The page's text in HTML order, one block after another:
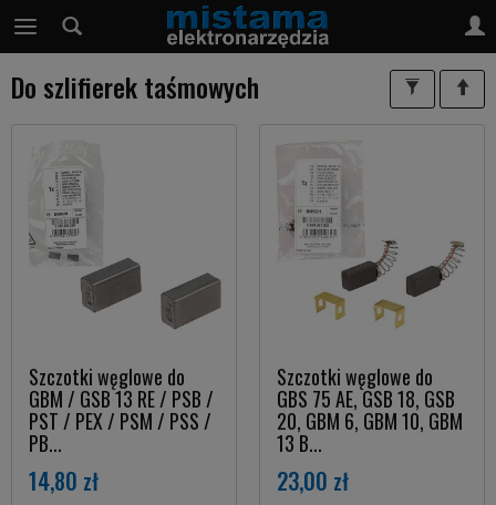
Do szlifierek taśmowych
Szczotki węglowe do
GBM / GSB 13 RE / PSB /
PST / PEX / PSM / PSS /
PB...
14,80 zł
Szczotki węglowe do
GBS 75 AE, GSB 18, GSB
20, GBM 6, GBM 10, GBM
13 B...
23,00 zł